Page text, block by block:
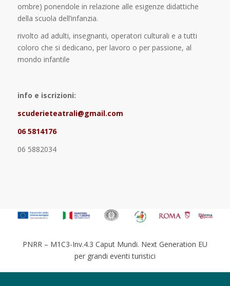
ombre) ponendole in relazione alle esigenze didattiche
della scuola dell’infanzia.
rivolto ad adulti, insegnanti, operatori culturali e a tutti
coloro che si dedicano, per lavoro o per passione, al
mondo infantile
info e iscrizioni:
scuderieteatrali@gmail.com
06 5814176
06 5882034
PNRR – M1C3-Inv.4.3 Caput Mundi. Next Generation EU
per grandi eventi turistici